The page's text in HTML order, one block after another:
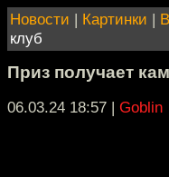
Новости | Картинки |
клуб
Приз получает
06.03.24 18:57 | Goblin